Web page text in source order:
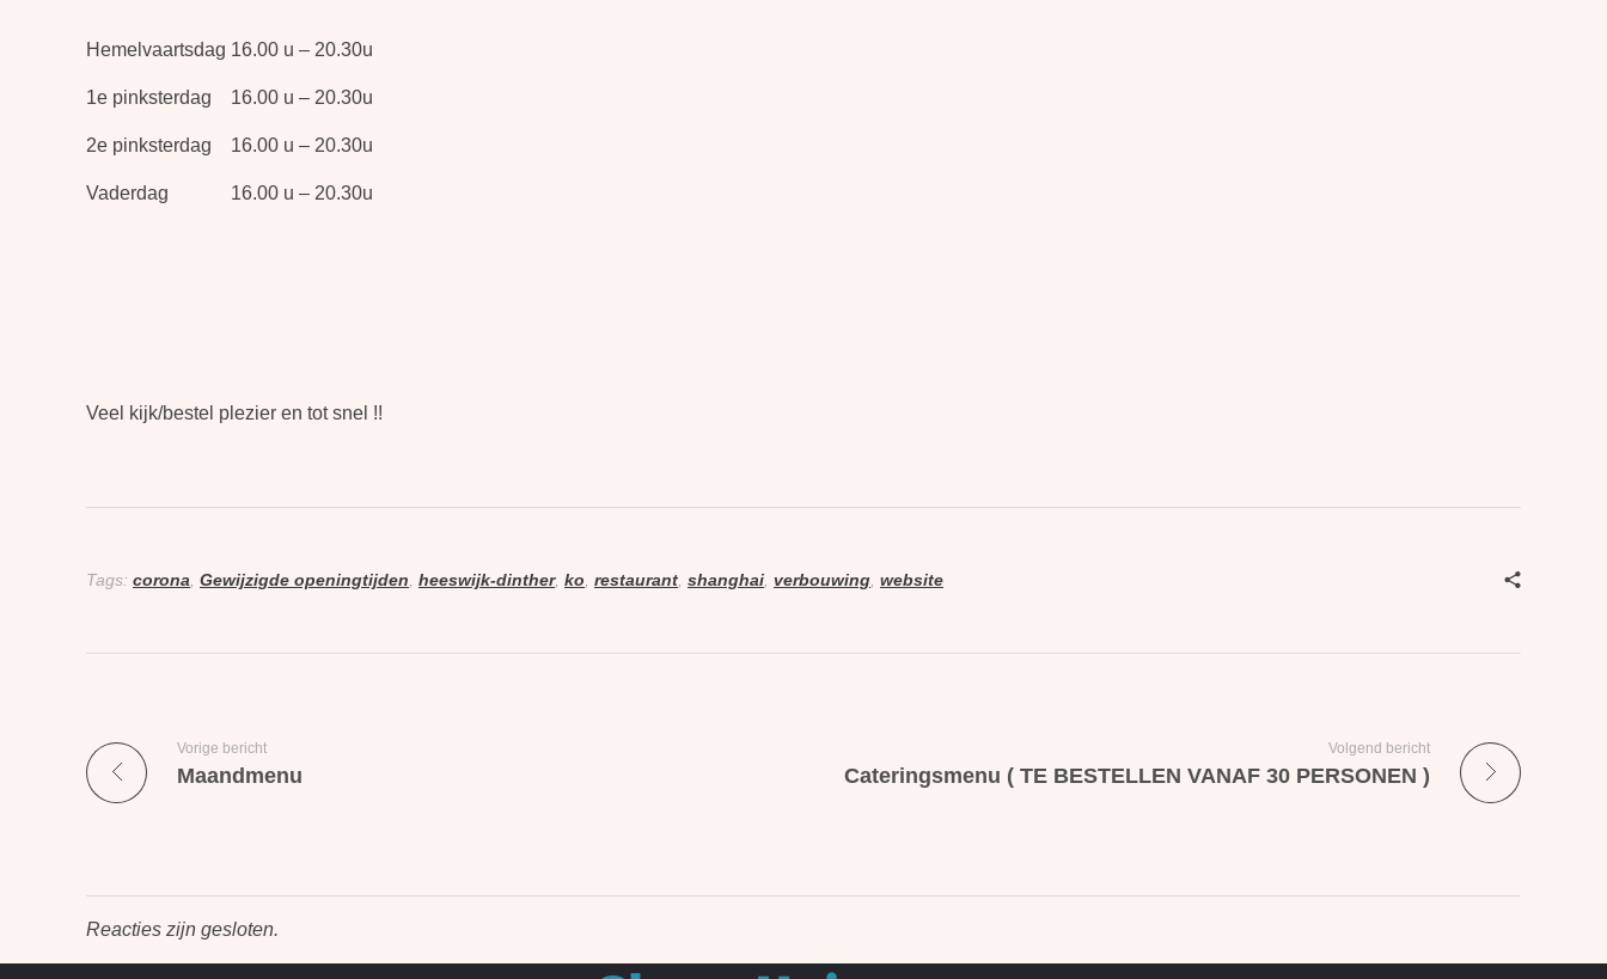
Hemelvaartsdag 16.00 u – 20.30u
1e pinksterdag 16.00 u – 20.30u
2e pinksterdag 16.00 u – 20.30u
Vaderdag 16.00 u – 20.30u
Veel kijk/bestel plezier en tot snel !!
Tags: corona Gewijzigde openingtijden heeswijk-dinther, ko restaurant shanghai verbouwing website
Vorige bericht
Maandmenu
Volgend bericht
Cateringsmenu ( TE BESTELLEN VANAF 30 PERSONEN )
Reacties zijn gesloten.